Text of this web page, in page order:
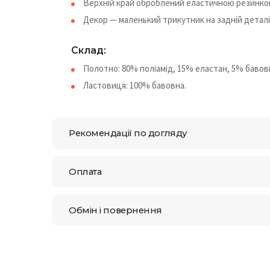
Верхній край оброблений еластичною
Декор — маленький трикутник на задній
Склад:
Полотно: 80% поліамід, 15% еластан, 5%
Ластовиця: 100% бавовна.
Рекомендації по догляду
Оплата
Обмін і повернення